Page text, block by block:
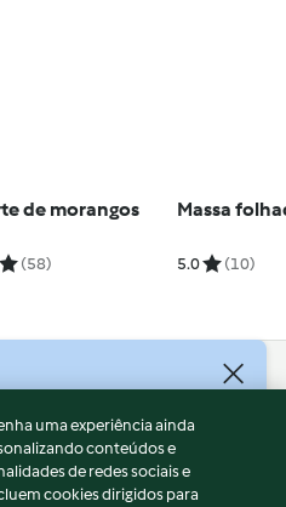
de morangos
(58)
Massa
5.0 (10)
uma experiência ainda
conteúdos e
de redes sociais e
cookies dirigidos para